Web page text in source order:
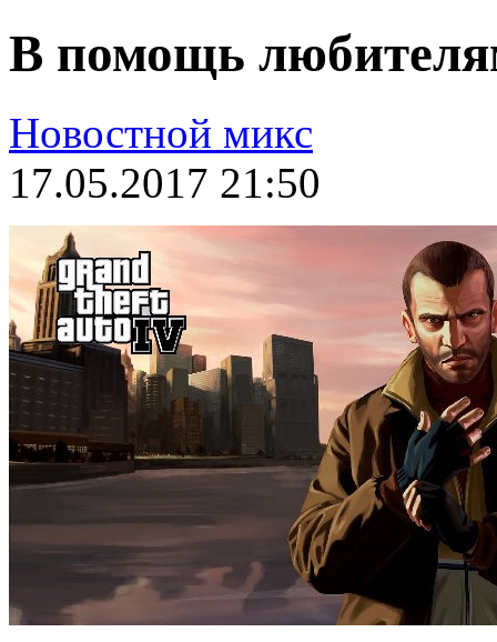
В помощь
Новостной микс
17.05.2017 21:50